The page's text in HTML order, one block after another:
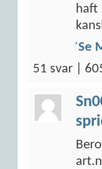
haft
Se
51 svar |